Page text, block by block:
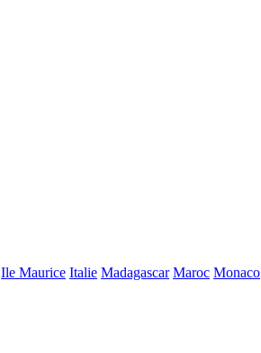
Ile Maurice Italie Madagascar Maroc Monaco